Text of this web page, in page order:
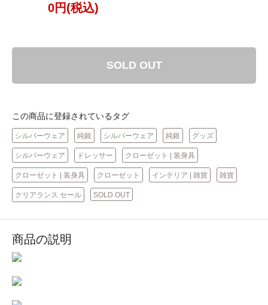
0円(税込)
SOLD OUT
この商品に登録されているタグ
シルバーウェア 純銀 シルバーウェア 純銀 グッズ
シルバーウェア ドレッサー クローゼット | 装身具
クローゼット | 装身具 クローゼット インテリア | 雑貨 雑貨
クリアランス セール SOLD OUT
商品の説明